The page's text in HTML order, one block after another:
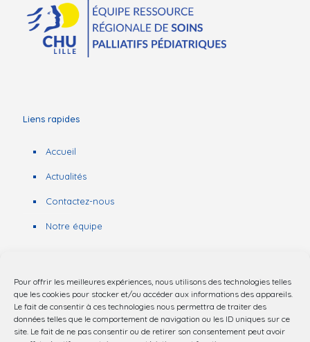
Pour offrir les meilleures expériences, nous utilisons des technologies telles
que les cookies pour stocker et/ou accéder aux informations des appareils.
Le fait de consentir à ces technologies nous permettra de traiter des
données telles que le comportement de navigation ou les ID uniques sur ce
site. Le fait de ne pas consentir ou de retirer son consentement peut avoir
Liens rapides
Accueil
Actualités
Contactez-nous
Notre équipe
Nous contacter
03 20 44 62 25